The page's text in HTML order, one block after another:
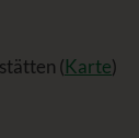
(Karte)